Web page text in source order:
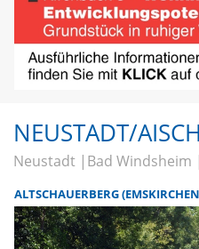
NEUSTADT/
Neustadt Bad Windsheim
ALTSCHAUERBERG